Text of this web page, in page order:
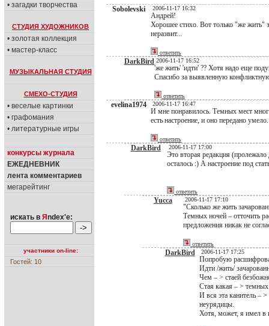
• загадки творчества
СТУДИЯ ХУДОЖНИКОВ
• золотая коллекция
• мастер-класс
МУЗЫКАЛЬНАЯ СТУДИЯ
СМЕХО-СТУДИЯ
• веселые картинки
• графомания
• литературные игры
конкурсы журнала
ЕЖЕДНЕВНИК
лента комментариев
мегарейтинг
искать в Я ndex'е:
участники on-line:
Гостей: 10
Sobolevski 2006-11-17 16:32
Андрей!
Хорошее стихо. Вот только "же жить"
неразвит...
ответить
DarkBird 2006-11-17 16:52
'же жить' 'идти' ?? Хотя надо еще
Спасибо за выявленную
ответить
evelina1974 2006-11-17 16:47
И мне понравилось. Темных мест
есть настроение, и оно передано
ответить
DarkBird 2006-11-17 17:00
Это вторая редакция
осталось :) А настроение под
ответить
Yucca 2006-11-17 17:10
"Сколько же жить
Темных ночей – отточить
предложения никак не
ответить
DarkBird 2006-11-17 17:25
Попробую
Идти /жить/
Чем – > стаей
Стая какая – >
И вся эта канитель –
неурядицы.
Хотя, может, я имел в